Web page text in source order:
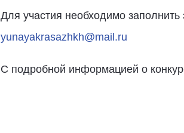
Для участия необходимо
yunayakrasazhkh@mail.ru
С подробной информацией о